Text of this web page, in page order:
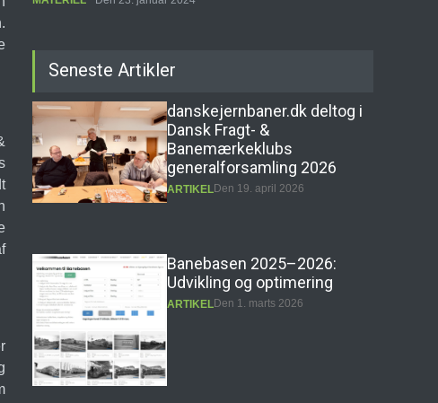
Seneste Artikler
danskejernbaner.dk deltog i
Dansk Fragt- &
Banemærkeklubs
generalforsamling 2026
ARTIKELDen 19. april 2026
Banebasen 2025–2026:
Udvikling og optimering
ARTIKELDen 1. marts 2026